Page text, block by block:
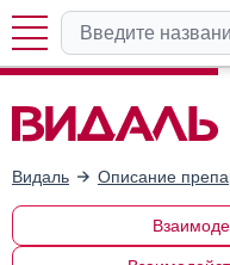
Видаль Описание